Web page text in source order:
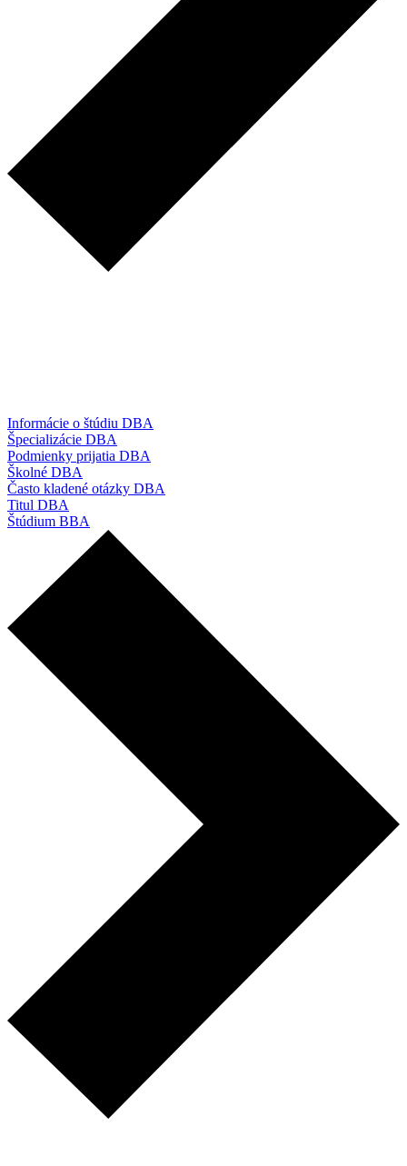
Informácie o štúdiu DBA
Špecializácie DBA
Podmienky prijatia DBA
Školné DBA
Často kladené otázky DBA
Titul DBA
Štúdium BBA